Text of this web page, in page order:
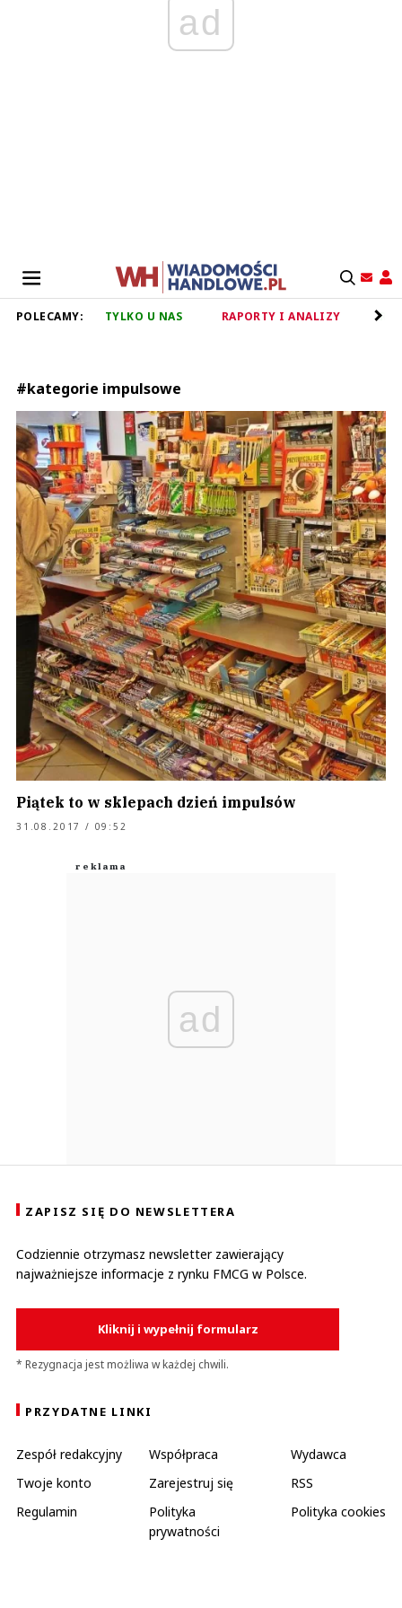
ad
POLECAMY: TYLKO U NAS RAPORTY I ANALIZY
#kategorie impulsowe
Piątek to w sklepach dzień impulsów
31.08.2017 / 09:52
ad
ZAPISZ SIĘ DO NEWSLETTERA
Codziennie otrzymasz newsletter zawierający
najważniejsze informacje z rynku FMCG w Polsce.
Kliknij i wypełnij formularz
* Rezygnacja jest możliwa w każdej chwili.
PRZYDATNE LINKI
Zespół redakcyjny Współpraca
Wydawca
Twoje konto
Zarejestruj się
RSS
Regulamin
Polityka
prywatności
Polityka cookies